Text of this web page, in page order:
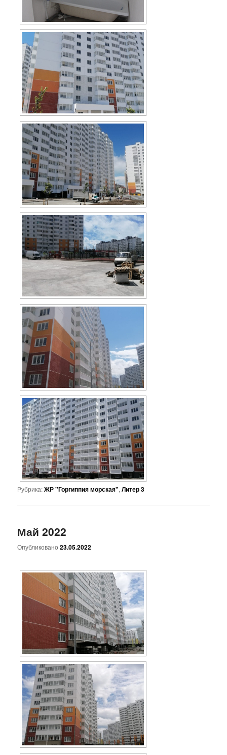
Рубрика:ЖР "Горгиппия морская",Литер 3
Май 2022
Опубликовано23.05.2022